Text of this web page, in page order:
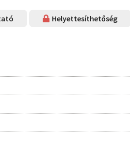
Helyettesíthetőség